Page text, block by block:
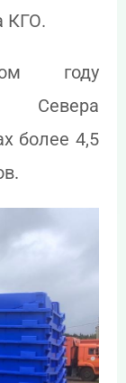
КГО.
году
Севера
более 4,5